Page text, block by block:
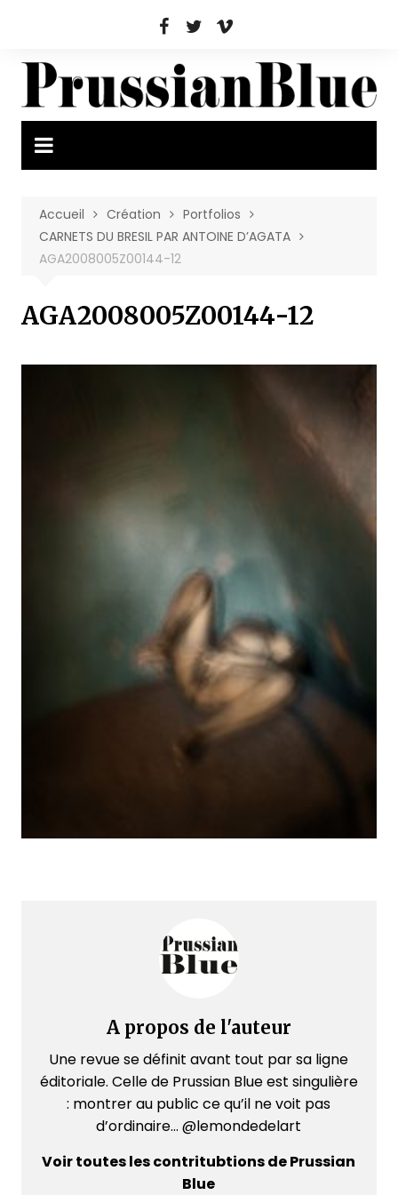
Accueil Création
Portfolios
CARNETS DU BRESIL PAR ANTOINE D’AGATA
AGA2008005Z00144-12
AGA2008005Z00144-12
A propos de l'auteur
Une revue se définit avant tout par sa ligne
éditoriale. Celle de Prussian Blue est singulière
: montrer au public ce qu’il ne voit pas
d’ordinaire... @lemondedelart
Voir toutes les contritubtions de Prussian
Blue